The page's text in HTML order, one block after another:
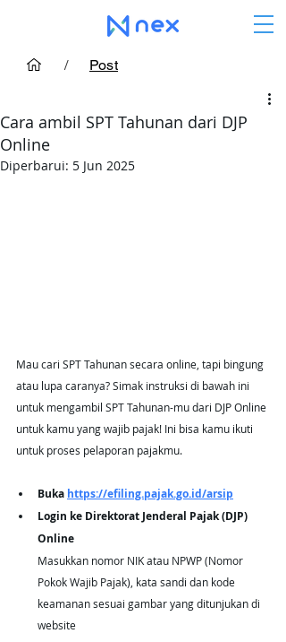
/ Post
Cara ambil SPT Tahunan dari DJP
Online
Diperbarui: 5 Jun 2025
Mau cari SPT Tahunan secara online, tapi bingung
atau lupa caranya? Simak instruksi di bawah ini
untuk mengambil SPT Tahunan-mu dari DJP Online
untuk kamu yang wajib pajak! Ini bisa kamu ikuti
untuk proses pelaporan pajakmu.
Buka https://efiling.pajak.go.id/arsip
Login ke Direktorat Jenderal Pajak (DJP)
Online
Masukkan nomor NIK atau NPWP (Nomor
Pokok Wajib Pajak), kata sandi dan kode
keamanan sesuai gambar yang ditunjukan di
website